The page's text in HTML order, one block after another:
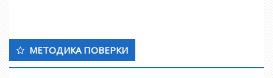
МЕТОДИКА ПОВЕРКИ